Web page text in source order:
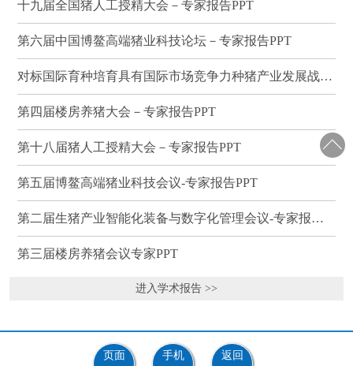
十九届全国猪人工授精大会－专家报告PPT
第六届中国博鳌高端猪业科技论坛－专家报告PPT
对标国际育种培育具有国际市场竞争力种猪产业发展战略研讨会－专家报告PPT
第四届楼房养猪大会－专家报告PPT
第十八届猪人工授精大会－专家报告PPT
第五届博鳌高端猪业科技会议-专家报告PPT
第二届生猪产业智能化装备与数字化管理会议-专家报告PPT
第三届楼房养猪会议专家PPT
进入学术报告 >>
页面 手机 返回